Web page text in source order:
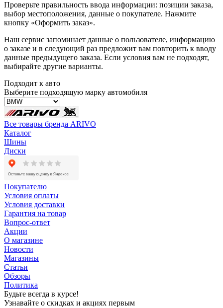
Проверьте правильность ввода информации: позиции заказа,
выбор местоположения, данные о покупателе. Нажмите
кнопку «Оформить заказ».
Наш сервис запоминает данные о пользователе, информацию
о заказе и в следующий раз предложит вам повторить к вводу
данные предыдущего заказа. Если условия вам не подходят,
выбирайте другие варианты.
Подходит к авто
Выберите подходящую марку автомобиля
Все товары бренда ARIVO
Каталог
Шины
Диски
Покупателю
Условия оплаты
Условия доставки
Гарантия на товар
Вопрос-ответ
Акции
О магазине
Новости
Магазины
Статьи
Обзоры
Политика
Будьте всегда в курсе!
Узнавайте о скидках и акциях первым